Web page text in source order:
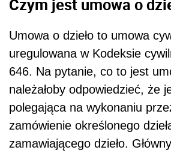
Umowa o dzieło to umowa
uregulowana w Kodeksie
646. Na pytanie, co to jest
należałoby odpowiedzieć, że
polegająca na wykonaniu
zamówienie określonego
zamawiającego dzieło.